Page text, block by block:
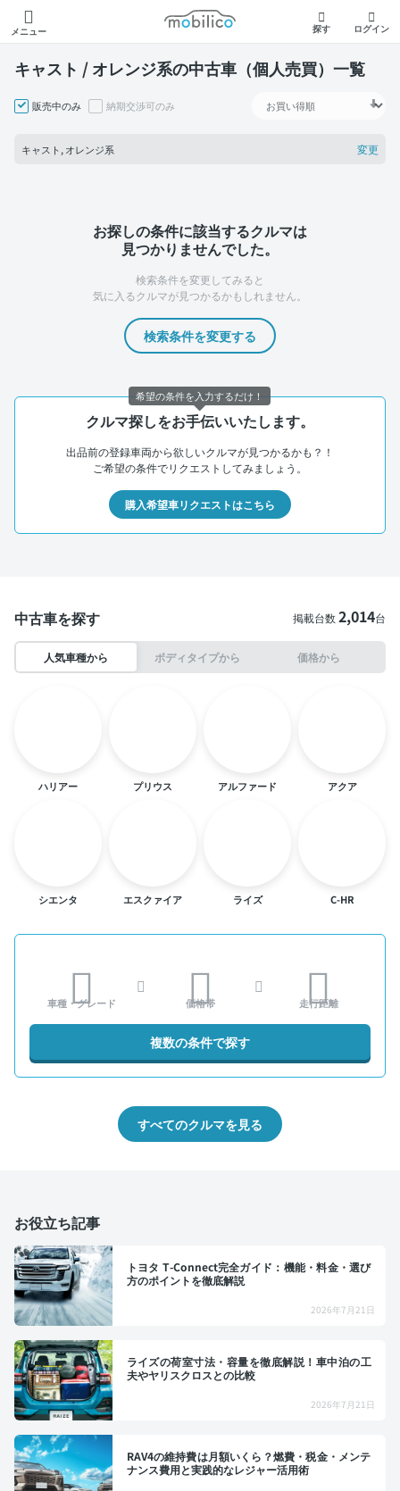
メニュー
モビリコ
探す ログイン
キャスト / オレンジ系の中古車（個人売買）一覧
販売中のみ 納期交渉可のみ
キャスト, オレンジ系 変更
お探しの条件に該当するクルマは
見つかりませんでした。
検索条件を変更してみると
気に入るクルマが見つかるかもしれません。
検索条件を変更する
クルマ探しをお手伝いいたします。
出品前の登録車両から欲しいクルマが見つかるかも？！
ご希望の条件でリクエストしてみましょう。
購入希望車リクエストはこちら
中古車を探す 掲載台数2,014台
人気車種から ボディタイプから 価格から
ハリアー プリウス アルファード アクア
シエンタ エスクァイア ライズ C-HR
車種・グレード 価格帯 走行距離
複数の条件で探す
すべてのクルマを見る
お役立ち記事
トヨタ T-Connect完全ガイド：機能・料金・選び
方のポイントを徹底解説
2026年7月21日
ライズの荷室寸法・容量を徹底解説！車中泊の工
夫やヤリスクロスとの比較
2026年7月21日
RAV4の維持費は月額いくら？燃費・税金・メンテ
ナンス費用と実践的なレジャー活用術
希望の条件を入力するだけ！